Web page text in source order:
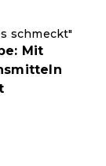
schmeckt"
Mit